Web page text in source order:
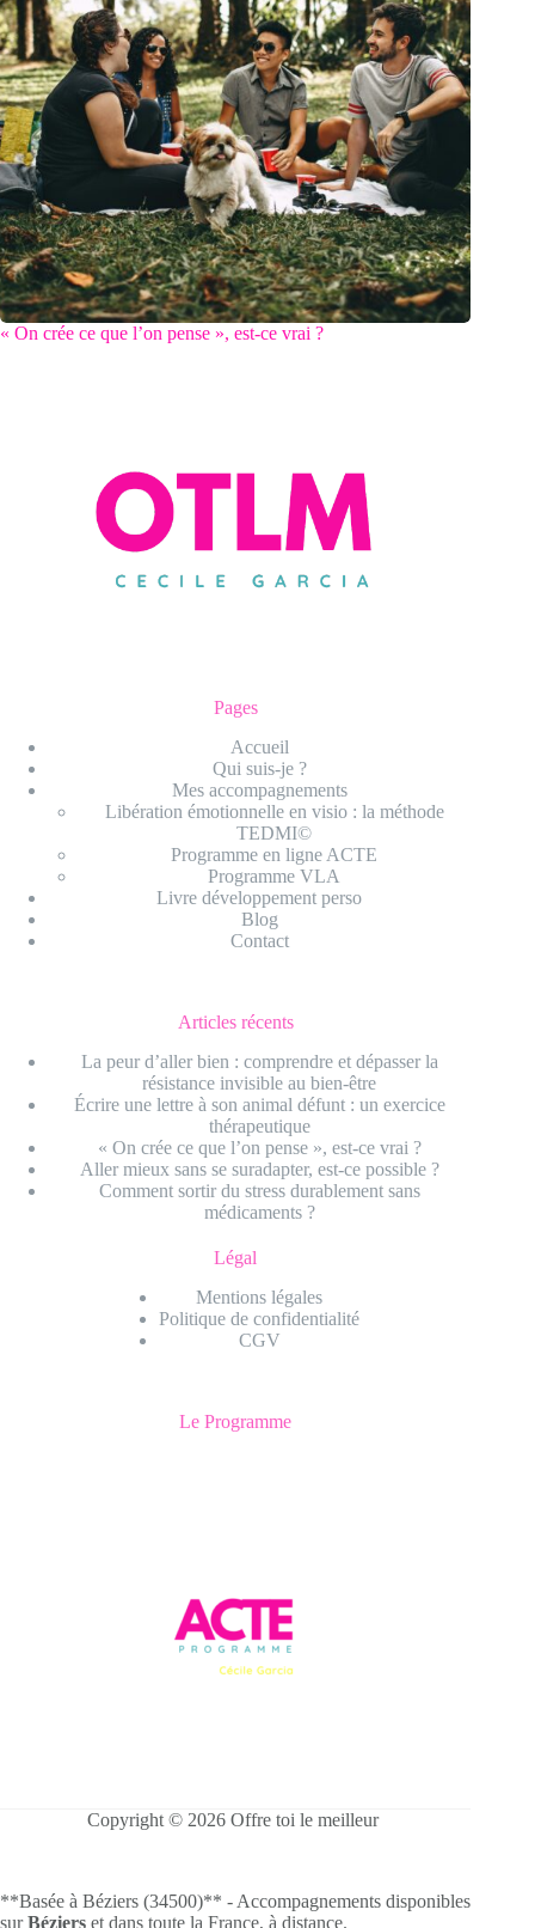
« On crée ce que l’on pense », est-ce vrai ?
Pages
Accueil
Qui suis-je ?
Mes accompagnements
Libération émotionnelle en visio : la méthode
TEDMI©
Programme en ligne ACTE
Programme VLA
Livre développement perso
Blog
Contact
Articles récents
La peur d’aller bien : comprendre et dépasser la
résistance invisible au bien-être
Écrire une lettre à son animal défunt : un exercice
thérapeutique
« On crée ce que l’on pense », est-ce vrai ?
Aller mieux sans se suradapter, est-ce possible ?
Comment sortir du stress durablement sans
médicaments ?
Légal
Mentions légales
Politique de confidentialité
CGV
Le Programme
Copyright © 2026 Offre toi le meilleur
**Basée à Béziers (34500)** - Accompagnements disponibles
surBéziers et dans toute la France, à distance.